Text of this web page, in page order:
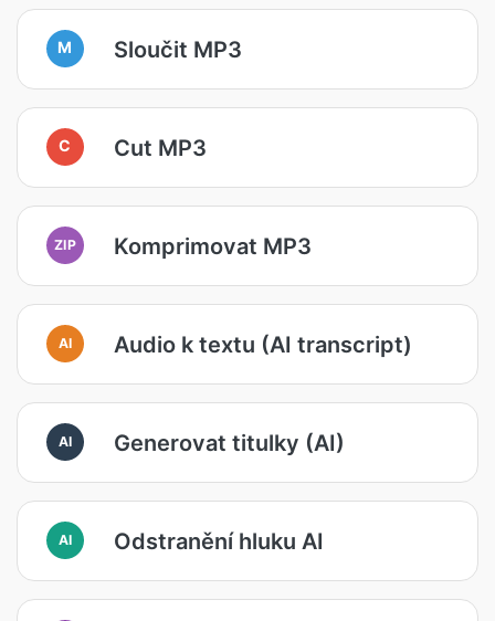
M Sloučit MP3
C Cut MP3
ZIP Komprimovat MP3
AI Audio k textu (AI transcript)
AI Generovat titulky (AI)
AI Odstranění hluku AI